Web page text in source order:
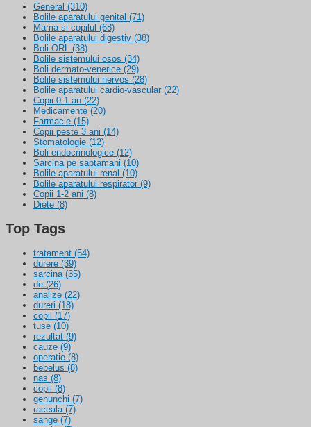
General (310)
Bolile aparatului genital (71)
Mama si copilul (68)
Bolile aparatului digestiv (38)
Boli ORL (38)
Bolile sistemului osos (34)
Boli dermato-venerice (29)
Bolile sistemului nervos (28)
Bolile aparatului cardio-vascular (22)
Copii 0-1 an (22)
Medicamente (20)
Farmacie (15)
Copii peste 3 ani (14)
Stomatologie (12)
Boli endocrinologice (12)
Sarcina pe saptamani (10)
Bolile aparatului renal (10)
Bolile aparatului respirator (9)
Copii 1-2 ani (8)
Diete (8)
Top Tags
tratament (54)
durere (39)
sarcina (35)
de (26)
analize (22)
dureri (18)
copil (17)
tuse (10)
rezultat (9)
cauze (9)
operatie (8)
bebelus (8)
nas (8)
copii (8)
genunchi (7)
raceala (7)
sange (7)